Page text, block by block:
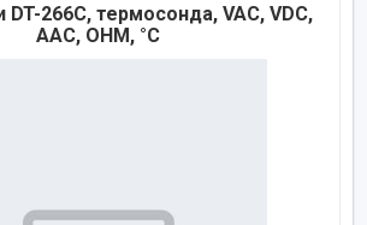
266C, термосонда, VAC, VDC,
AAC, OHM, °C